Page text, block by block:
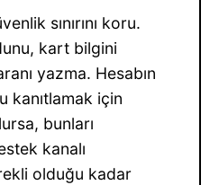
sınırını koru.
kart bilgini
yazma. Hesabın
kanıtlamak için
bunları
kanalı
olduğu kadar